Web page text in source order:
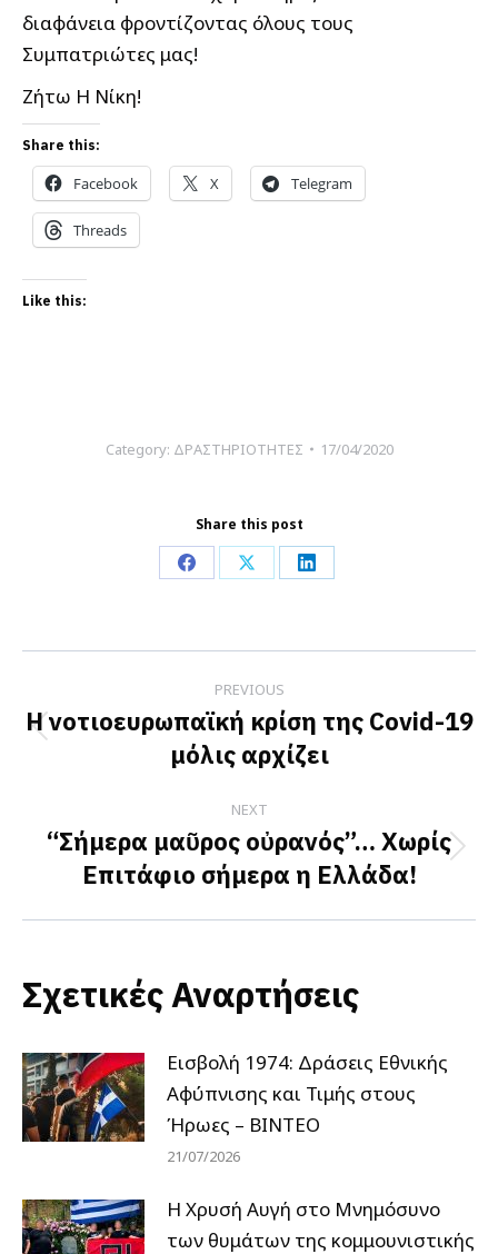
διαφάνεια φροντίζοντας όλους τους
Συμπατριώτες μας!
Ζήτω Η Νίκη!
Share this:
Facebook X Telegram
Threads
Like this:
Category: ΔΡΑΣΤΗΡΙΟΤΗΤΕΣ 17/04/2020
Share this post
Share
Facebook
Share
X
Share
LinkedIn
navigation
PREVIOUS
Previous
post:
Η νοτιοευρωπαϊκή κρίση της Covid-19
μόλις αρχίζει
NEXT
Next
post:
“Σήμερα μαῦρος οὐρανός”… Χωρίς
Επιτάφιο σήμερα η Ελλάδα!
Σχετικές Αναρτήσεις
Εισβολή 1974: Δράσεις Εθνικής
Αφύπνισης και Τιμής στους
Ήρωες – ΒΙΝΤΕΟ
21/07/2026
Η Χρυσή Αυγή στο Μνημόσυνο
των θυμάτων της κομμουνιστικής